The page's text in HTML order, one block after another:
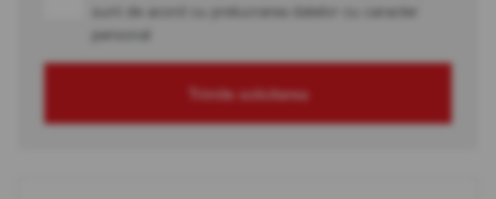
sunt de acord cu prelucrarea datelor cu caracter
personal
Trimite solicitarea